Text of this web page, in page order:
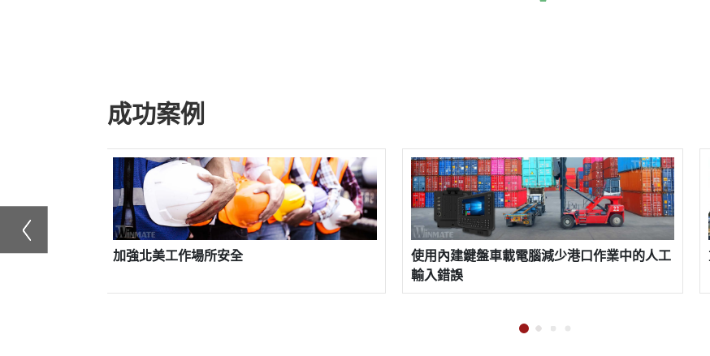
可用性的重要性，我們的組件在設計階段都經過精心挑選，以確保延長施工時間。此外，我們還建
立了一個系統來處理報廢問題，以維護客戶的利益。
船舶級產品的認證是一個複雜的過程，因為它需要為員工提供足夠的安全措施，並為相應的認證機
構提供訪問記錄。融程的產品不斷獲得認證，認識到提供長期穩定性和交付的重要性。憑藉經過船
舶級認證的顯示器和系統，融程提供廣泛的使用領域，包括作戰室、移動地面安全集裝箱、大使館
DNV和IEC認證是船舶級產品的重要批准標誌。DNV認證確認了船舶顯示器、強固型工業電腦或嵌入
成功案例
場所安全
使用內建鍵盤車載電腦減少港口作業中的人工
重型卡車應用